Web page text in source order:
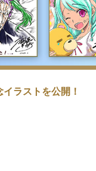
ラストを公開！